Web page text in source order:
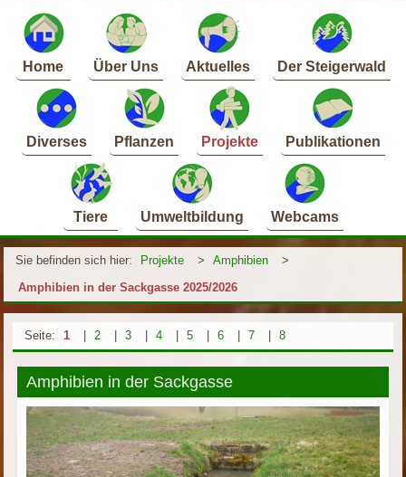
Home Über Uns Aktuelles Der Steigerwald
Diverses Pflanzen Projekte Publikationen
Tiere Umweltbildung Webcams
Sie befinden sich hier: Projekte > Amphibien
>
Amphibien in der Sackgasse 2025/2026
Seite: 1 2 3 4 5 6 7 8
Amphibien in der Sackgasse